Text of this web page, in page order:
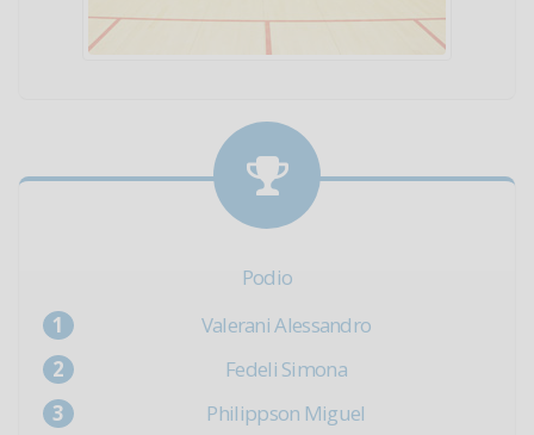
Podio
Valerani Alessandro
Fedeli Simona
Philippson Miguel